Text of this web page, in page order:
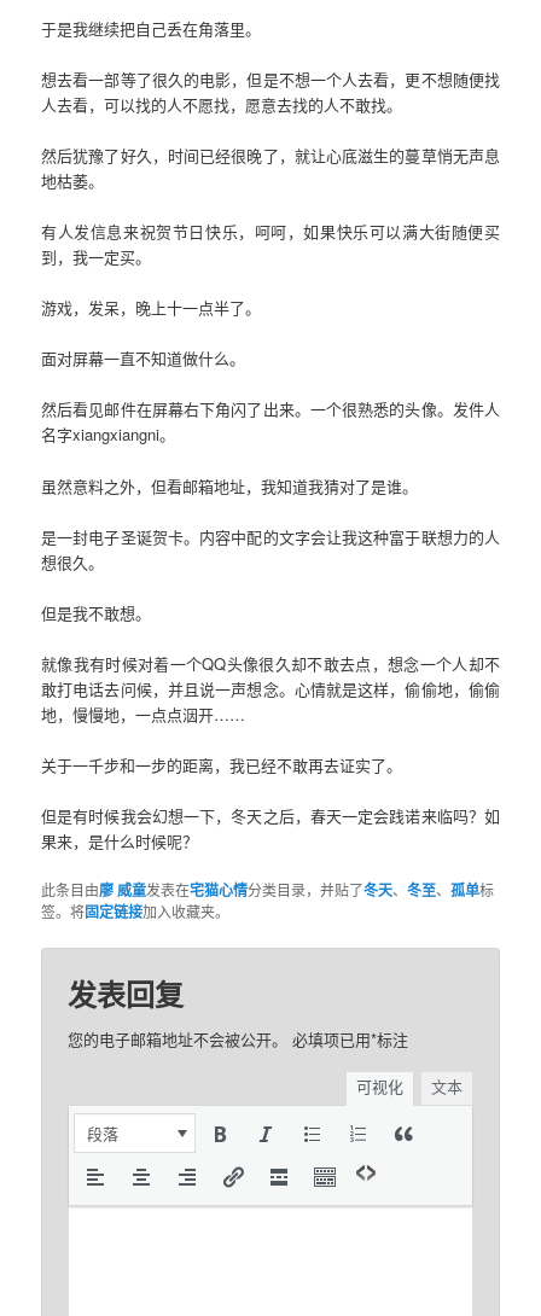
于是我继续把自己丢在角落里。
想去看一部等了很久的电影，但是不想一个人去看，更不想随便找
人去看，可以找的人不愿找，愿意去找的人不敢找。
然后犹豫了好久，时间已经很晚了，就让心底滋生的蔓草悄无声息
地枯萎。
有人发信息来祝贺节日快乐，呵呵，如果快乐可以满大街随便买
到，我一定买。
游戏，发呆，晚上十一点半了。
面对屏幕一直不知道做什么。
然后看见邮件在屏幕右下角闪了出来。一个很熟悉的头像。发件人
名字xiangxiangni。
虽然意料之外，但看邮箱地址，我知道我猜对了是谁。
是一封电子圣诞贺卡。内容中配的文字会让我这种富于联想力的人
想很久。
但是我不敢想。
就像我有时候对着一个QQ头像很久却不敢去点，想念一个人却不
敢打电话去问候，并且说一声想念。心情就是这样，偷偷地，偷偷
地，慢慢地，一点点洇开……
关于一千步和一步的距离，我已经不敢再去证实了。
但是有时候我会幻想一下，冬天之后，春天一定会践诺来临吗？如
果来，是什么时候呢？
此条目由廖 威童发表在宅猫心情分类目录，并贴了冬天、冬至、孤单标
签。将固定链接加入收藏夹。
发表回复
您的电子邮箱地址不会被公开。 必填项已用*标注
可视化 文本
段落